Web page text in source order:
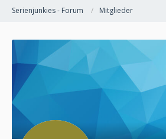
Serienjunkies - Forum Mitglieder